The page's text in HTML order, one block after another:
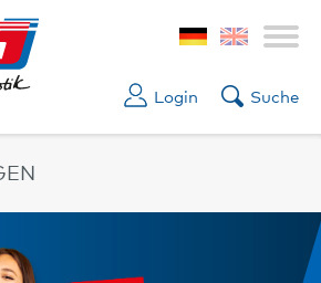
Login Suche